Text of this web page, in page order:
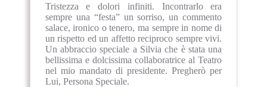
Tristezza e dolori infiniti. Incontrarlo era
sempre una “festa” un sorriso, un commento
salace, ironico o tenero, ma sempre in nome di
un rispetto ed un affetto reciproco sempre vivi.
Un abbraccio speciale a Silvia che è stata una
bellissima e dolcissima collaboratrice al Teatro
nel mio mandato di presidente. Pregherò per
Lui, Persona Speciale.